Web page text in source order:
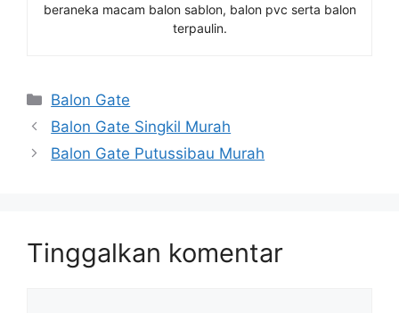
beraneka macam balon sablon, balon pvc serta balon
terpaulin.
Kategori
Balon Gate
Balon Gate Singkil Murah
Balon Gate Putussibau Murah
Tinggalkan komentar